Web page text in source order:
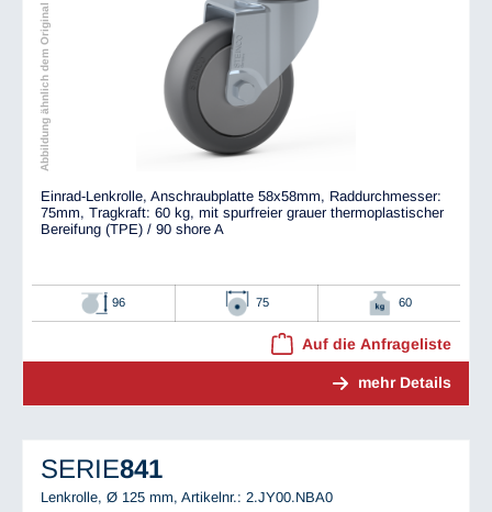
Abbildung ähnlich dem Original
Einrad-Lenkrolle, Anschraubplatte 58x58mm, Raddurchmesser:
75mm, Tragkraft: 60 kg, mit spurfreier grauer thermoplastischer
Bereifung (TPE) / 90 shore A
96 75 60
Auf die Anfrageliste
mehr Details
SERIE841
Lenkrolle, Ø 125 mm, Artikelnr.: 2.JY00.NBA0